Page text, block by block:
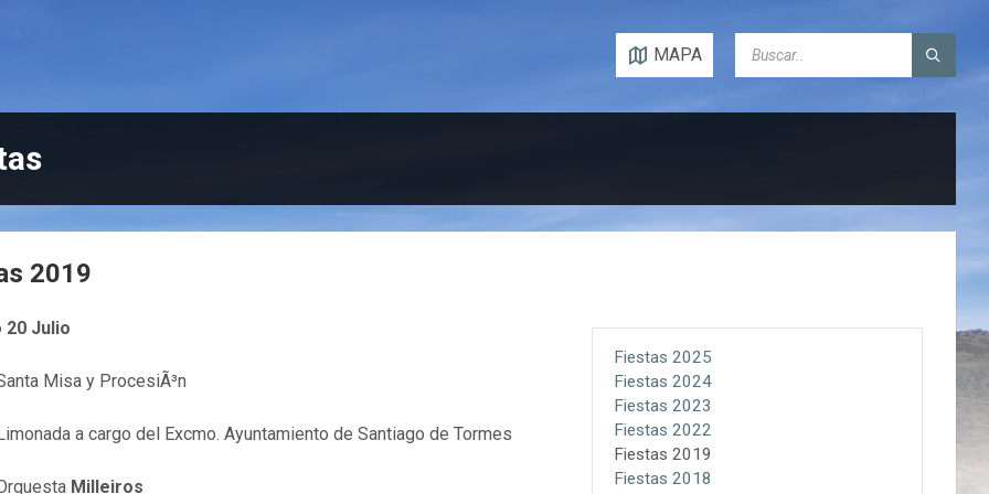
MAPA
2019
Fiestas 2025
Fiestas 2024
Fiestas 2023
Fiestas 2022
Fiestas 2019
Fiestas 2018
20 Julio
Misa y ProcesiÃ³n
a cargo del Excmo. Ayuntamiento de Santiago de Tormes
Milleiros